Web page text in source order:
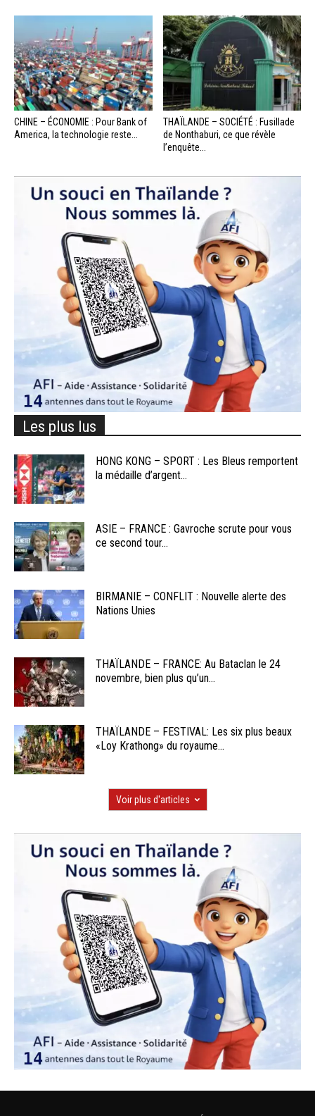
CHINE – ÉCONOMIE : Pour Bank of
America, la technologie reste...
THAÏLANDE – SOCIÉTÉ : Fusillade
de Nonthaburi, ce que révèle
l’enquête...
Les plus lus
HONG KONG – SPORT : Les Bleus remportent
la médaille d’argent...
ASIE – FRANCE : Gavroche scrute pour vous
ce second tour...
BIRMANIE – CONFLIT : Nouvelle alerte des
Nations Unies
THAÏLANDE – FRANCE: Au Bataclan le 24
novembre, bien plus qu’un...
THAÏLANDE – FESTIVAL: Les six plus beaux
«Loy Krathong» du royaume...
Voir plus d'articles